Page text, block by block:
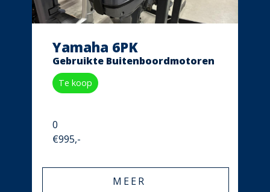
Yamaha 6PK
Gebruikte Buitenboordmotoren
Te koop
0
€995,-
MEER